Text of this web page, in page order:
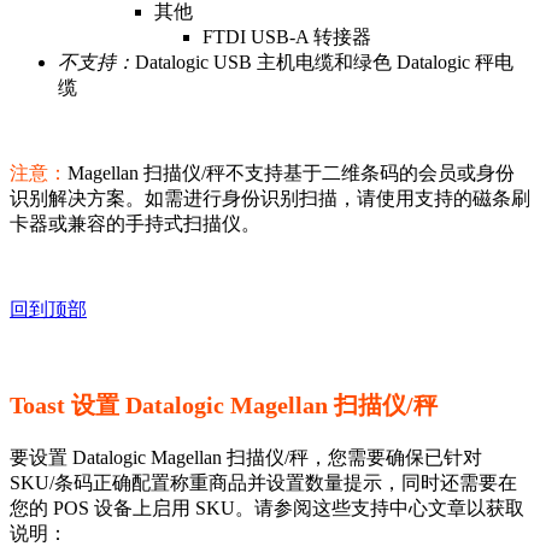
其他
FTDI USB-A 转接器
不支持： Datalogic USB 主机电缆和绿色 Datalogic 秤电
缆
注意： Magellan 扫描仪/秤不支持基于二维条码的会员或身份
识别解决方案。如需进行身份识别扫描，请使用支持的磁条刷
卡器或兼容的手持式扫描仪。
回到顶部
Toast 设置 Datalogic Magellan 扫描仪/秤
要设置 Datalogic Magellan 扫描仪/秤，您需要确保已针对
SKU/条码正确配置称重商品并设置数量提示，同时还需要在
您的 POS 设备上启用 SKU。请参阅这些支持中心文章以获取
说明：